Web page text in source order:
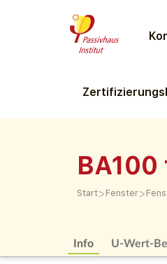
BA100
Start> Fenster>
Info U-Wert-